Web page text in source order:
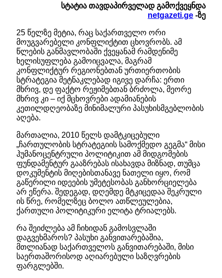
სტატია თავდაპირველად გამოქვეყნდა
netgazeti.ge -ზე
25 წელზე მეტია, რაც საქართველო ორი
მოუგვარებელი კონფლიქტით ცხოვრობს. ამ
წლების განმავლობაში ქვეყანამ რამდენიმე
ხელისუფლება გამოიცვალა, მაგრამ
კონფლიქტურ რეგიონებთან ურთიერთობის
სტრატეგია მეტნაკლებად იგივე დარჩა: ერთი
მხრივ, დე ფაქტო რეჟიმებთან ბრძოლა, მეორე
მხრივ კი – იქ მცხოვრები ადამიანების
კეთილდღეობაზე მინიმალური პასუხისმგებლობის
აღება.
მართალია, 2010 წელს დამტკიცებული
„ჩართულობის სტრატეგიის სამოქმედო გეგმა“ მისი
ჰუმანოცენტრული პოლიტიკით ამ მიდგომების
ფუნდამენტურ გააზრებას ისახავდა მიზნად, თუმცა
დოკუმენტის მიღებისთანავე ნათელი იყო, რომ
გაწერილი იდეების უმეტესობას განხორციელება
არ ეწერა. შედეგად, დღემდე მტკიცედაა შეკრული
ის წრე, რომელზეც ბოლო ათწლეულებია,
ქართული პოლიტიკური ელიტა ტრიალებს.
რა შეიძლება ამ ჩიხიდან გამოსვლაში
დაგვეხმაროს? პასუხი განვითარებაშია,
მთლიანად საქართველოს განვითარებაში, მისი
საერთაშორისოდ აღიარებული საზღვრების
ფარგლებში.